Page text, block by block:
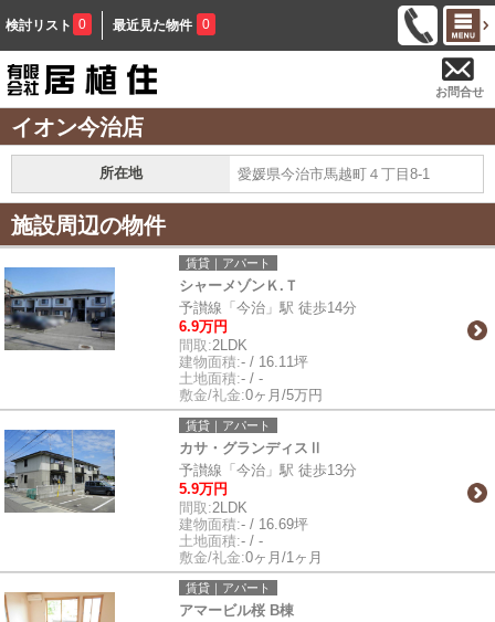
検討リスト 0 最近見た物件 0
お問合せ
イオン今治店
所在地 愛媛県今治市馬越町４丁目8-1
施設周辺の物件
賃貸｜アパート
シャーメゾンＫ.Ｔ
予讃線「今治」駅 徒歩14分
6.9万円
間取:2LDK
建物面積:- / 16.11坪
土地面積:- / -
敷金/礼金:0ヶ月/5万円
賃貸｜アパート
カサ・グランディスⅡ
予讃線「今治」駅 徒歩13分
5.9万円
間取:2LDK
建物面積:- / 16.69坪
土地面積:- / -
敷金/礼金:0ヶ月/1ヶ月
賃貸｜アパート
アマービル桜 B棟